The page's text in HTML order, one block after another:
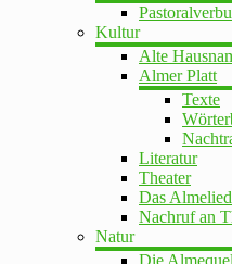
Kultur
Alte
Almer Platt
Texte
Literatur
Theater
Das Almelied
Nachruf an
Natur